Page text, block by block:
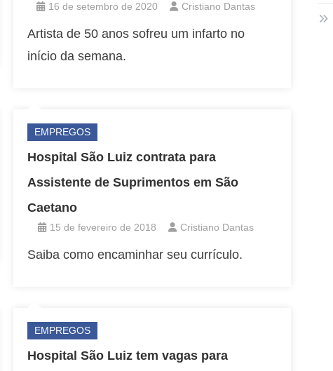
16 de setembro de 2020 Cristiano Dantas
Artista de 50 anos sofreu um infarto no
início da semana.
EMPREGOS
Hospital São Luiz contrata para
Assistente de Suprimentos em São
Caetano
15 de fevereiro de 2018 Cristiano Dantas
Saiba como encaminhar seu currículo.
EMPREGOS
Hospital São Luiz tem vagas para